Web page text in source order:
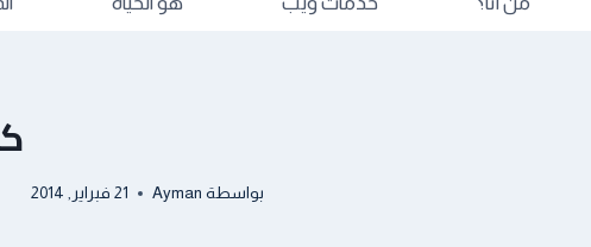
بواسطة Ayman 21 فبراير, 2014